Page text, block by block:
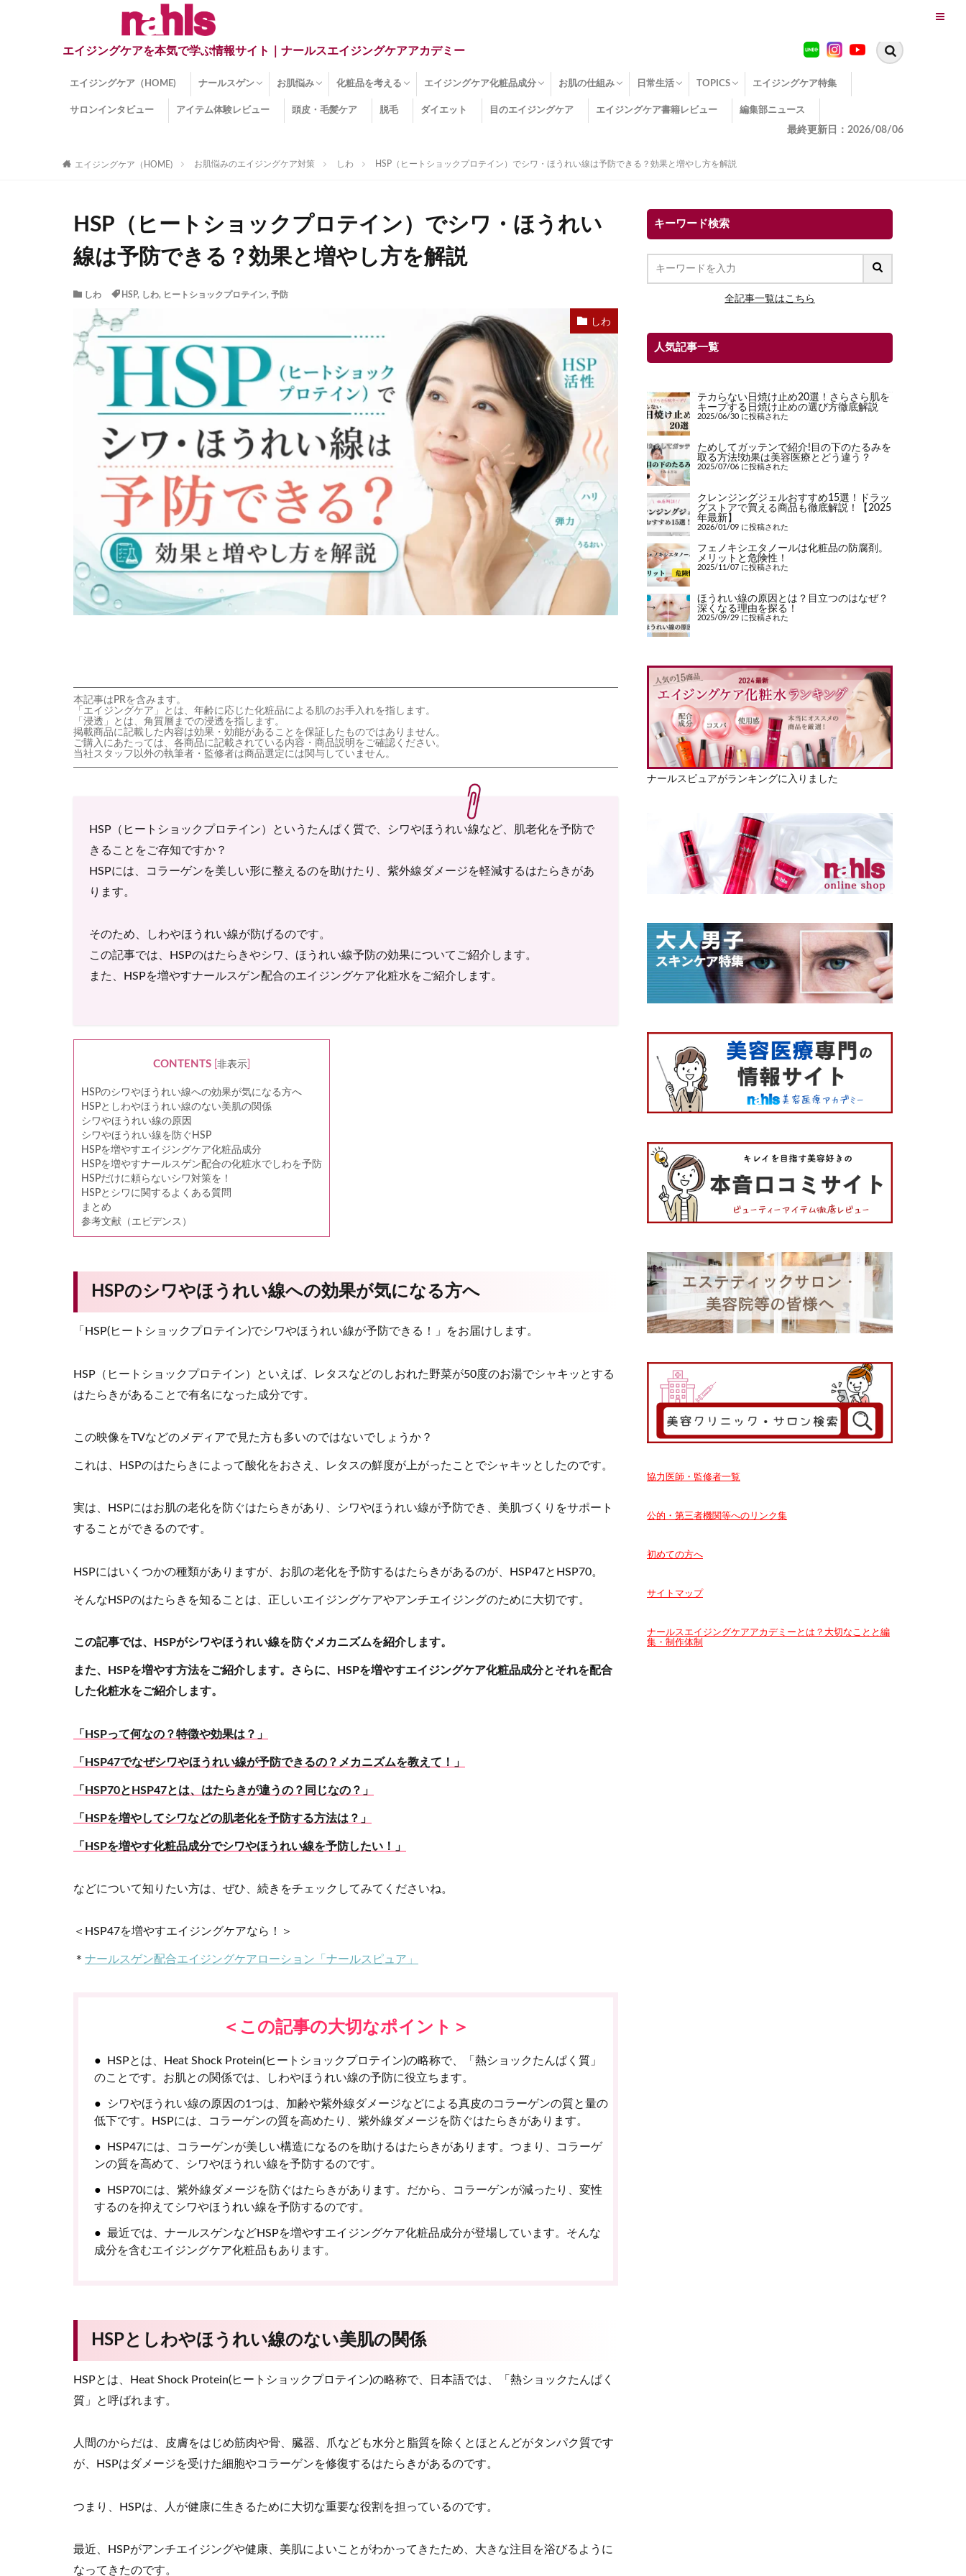
エイジングケアを本気で学ぶ情報サイト｜ナールスエイジングケアアカデミー
エイジングケア（HOME) ナールスゲン
ナールスゲンとは？
ナールスゲン関連成分
お肌悩み
インナードライ肌
くすみ
目の下のクマ
しみ
しわ
顔・頭皮のたるみ
ほうれい線
毛穴
手荒れ
乾燥肌
敏感肌
紫外線ダメージ
薄毛
その他のお肌悩み
化粧品を考える
エイジングケア化粧品
化粧水
美容液
保湿クリーム
酵素洗顔
ハンドクリーム
フェイスマスク
ほうれい線化粧品
コラーゲン化粧品
メイク化粧品
洗顔・クレンジング
オールインワン化粧品
その他の化粧品
エイジングケア化粧品成分
エイジングケア化粧品(成分)
セラミド
ネオダーミル
プロテオグリカン
ビタミンC誘導体
コラーゲン
その他の化粧品成分
お肌の仕組み
エイジング
ターンオーバー
皮下組織
表皮
真皮
表皮常在菌
女性ホルモン
その他
日常生活
糖化
便秘
TOPICS
エイジングケア TOPICS
コラーゲンサプリの効果
エイジングケアクイズ
季節別のエイジングケア
幸福とエイジングケア
温活でアンチエイジング
イオン導入
エイジングケア3つのポイント
エイジングケアセミナー
エイジングケアトピックス
動画でみるエイジングケア
エイジングケア特集
サロンインタビュー アイテム体験レビュー 頭皮・毛髪ケア 脱毛 ダイエット 目のエイジングケア エイジングケア書籍レビュー 編集部ニュース
最終更新日：2026/08/06
エイジングケア（HOME) お肌悩みのエイジングケア対策 しわ HSP（ヒートショックプロテイン）でシワ・ほうれい線は予防できる？効果と増やし方を解説
HSP（ヒートショックプロテイン）でシワ・ほうれい
線は予防できる？効果と増やし方を解説
しわ HSP, しわ, ヒートショックプロテイン, 予防
しわ
本記事はPRを含みます。
「エイジングケア」とは、年齢に応じた化粧品による肌のお手入れを指します。
「浸透」とは、角質層までの浸透を指します。
掲載商品に記載した内容は効果・効能があることを保証したものではありません。
ご購入にあたっては、各商品に記載されている内容・商品説明をご確認ください。
当社スタッフ以外の執筆者・監修者は商品選定には関与していません。
HSP（ヒートショックプロテイン）というたんぱく質で、シワやほうれい線など、肌老化を予防で
きることをご存知ですか？
HSPには、コラーゲンを美しい形に整えるのを助けたり、紫外線ダメージを軽減するはたらきがあ
ります。
そのため、しわやほうれい線が防げるのです。
この記事では、HSPのはたらきやシワ、ほうれい線予防の効果についてご紹介します。
また、HSPを増やすナールスゲン配合のエイジングケア化粧水をご紹介します。
CONTENTS 非表示
HSPのシワやほうれい線への効果が気になる方へ
HSPとしわやほうれい線のない美肌の関係
シワやほうれい線の原因
シワやほうれい線を防ぐHSP
HSPを増やすエイジングケア化粧品成分
HSPを増やすナールスゲン配合の化粧水でしわを予防
HSPだけに頼らないシワ対策を！
HSPとシワに関するよくある質問
まとめ
参考文献（エビデンス）
HSPのシワやほうれい線への効果が気になる方へ
「HSP(ヒートショックプロテイン)でシワやほうれい線が予防できる！」をお届けします。
HSP（ヒートショックプロテイン）といえば、レタスなどのしおれた野菜が50度のお湯でシャキッとする
はたらきがあることで有名になった成分です。
この映像をTVなどのメディアで見た方も多いのではないでしょうか？
これは、HSPのはたらきによって酸化をおさえ、レタスの鮮度が上がったことでシャキッとしたのです。
実は、HSPにはお肌の老化を防ぐはたらきがあり、シワやほうれい線が予防でき、美肌づくりをサポート
することができるのです。
HSPにはいくつかの種類がありますが、お肌の老化を予防するはたらきがあるのが、HSP47とHSP70。
そんなHSPのはたらきを知ることは、正しいエイジングケアやアンチエイジングのために大切です。
この記事では、HSPがシワやほうれい線を防ぐメカニズムを紹介します。
また、HSPを増やす方法をご紹介します。さらに、HSPを増やすエイジングケア化粧品成分とそれを配合
した化粧水をご紹介します。
「HSPって何なの？特徴や効果は？」
「HSP47でなぜシワやほうれい線が予防できるの？メカニズムを教えて！」
「HSP70とHSP47とは、はたらきが違うの？同じなの？」
「HSPを増やしてシワなどの肌老化を予防する方法は？」
「HSPを増やす化粧品成分でシワやほうれい線を予防したい！」
などについて知りたい方は、ぜひ、続きをチェックしてみてくださいね。
＜HSP47を増やすエイジングケアなら！＞
＊ ナールスゲン配合エイジングケアローション「ナールスピュア」
＜この記事の大切なポイント＞
HSPとは、Heat Shock Protein(ヒートショックプロテイン)の略称で、「熱ショックたんぱく質」
のことです。お肌との関係では、しわやほうれい線の予防に役立ちます。
シワやほうれい線の原因の1つは、加齢や紫外線ダメージなどによる真皮のコラーゲンの質と量の
低下です。HSPには、コラーゲンの質を高めたり、紫外線ダメージを防ぐはたらきがあります。
HSP47には、コラーゲンが美しい構造になるのを助けるはたらきがあります。つまり、コラーゲ
ンの質を高めて、シワやほうれい線を予防するのです。
HSP70には、紫外線ダメージを防ぐはたらきがあります。だから、コラーゲンが減ったり、変性
するのを抑えてシワやほうれい線を予防するのです。
最近では、ナールスゲンなどHSPを増やすエイジングケア化粧品成分が登場しています。そんな
成分を含むエイジングケア化粧品もあります。
HSPとしわやほうれい線のない美肌の関係
HSPとは、Heat Shock Protein(ヒートショックプロテイン)の略称で、日本語では、「熱ショックたんぱく
質」と呼ばれます。
人間のからだは、皮膚をはじめ筋肉や骨、臓器、爪なども水分と脂質を除くとほとんどがタンパク質です
が、HSPはダメージを受けた細胞やコラーゲンを修復するはたらきがあるのです。
つまり、HSPは、人が健康に生きるために大切な重要な役割を担っているのです。
最近、HSPがアンチエイジングや健康、美肌によいことがわかってきたため、大きな注目を浴びるように
なってきたのです。
キーワード検索
全記事一覧はこちら
人気記事一覧
テカらない日焼け止め20選！さらさら肌を
キープする日焼け止めの選び方徹底解説
2025/06/30 に投稿された
ためしてガッテンで紹介!目の下のたるみを
取る方法!効果は美容医療とどう違う？
2025/07/06 に投稿された
クレンジングジェルおすすめ15選！ドラッ
グストアで買える商品も徹底解説！【2025
年最新】
2026/01/09 に投稿された
フェノキシエタノールは化粧品の防腐剤。
メリットと危険性！
2025/11/07 に投稿された
ほうれい線の原因とは？目立つのはなぜ？
深くなる理由を探る！
2025/09/29 に投稿された
ナールスピュアがランキングに入りました
協力医師・監修者一覧
公的・第三者機関等へのリンク集
初めての方へ
サイトマップ
ナールスエイジングケアアカデミーとは？大切なことと編
集・制作体制